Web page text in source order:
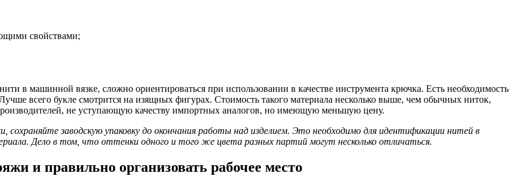
свойствами;
в машинной вязке, сложно ориентироваться при использовании в качестве инструмента крючка. Есть необходимость
всего букле смотрится на изящных фигурах. Стоимость такого материала несколько выше, чем обычных ниток,
не уступающую качеству импортных аналогов, но имеющую меньшую цену.
сохраняйте заводскую упаковку до окончания работы над изделием. Это необходимо для идентификации нитей в
Дело в том, что оттенки одного и того же цвета разных партий могут несколько отличаться.
и правильно организовать рабочее место